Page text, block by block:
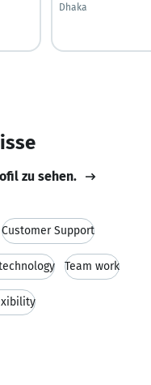
Dhaka
zu sehen.
Customer Support
Team work